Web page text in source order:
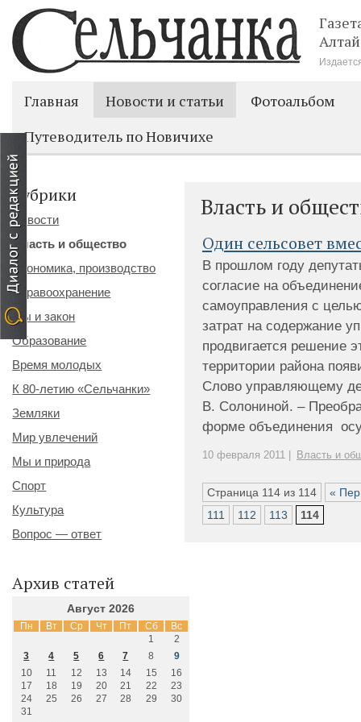
Главная Новости и статьи
Фотоальбом
Путеводитель по Новичихе
Власть и
Один сельсовет
В прошлом году
согласие на
самоуправления с
затрат на содержание
продвигается решение
территории района
Слово управляющему
В. Солониной. –
форме объединения
10 февраля 2011 | Власть и
Страница 114 из 114
«
111
112 113 114
Рубрики
Новости
Власть и общество
Экономика, производство
Здравоохранение
Мы и закон
Образование
Время молодых
К 80-летию «Сельчанки»
Земляки
Мир увлечений
Мы и природа
Спорт
Культура
Вопрос — ответ
Архив статей
Август 2026
Пн Вт Ср Чт Пт Сб Вс
1
2
3
4 5 6 7 8
9
10
11 12 13 14 15
16
17
18 19 20 21 22
23
24
25 26 27 28 29
30
31